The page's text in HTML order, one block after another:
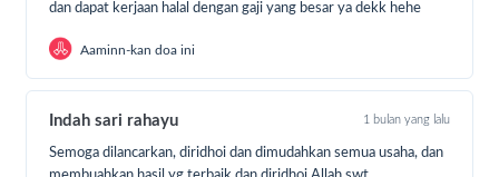
bekerja. Maka orang yang bekerja ini mengeluh
kepada Nabi shallallahu ‘alaihi wa sallam tentang
saudaranya (yang menuntut ilmu). Beliau pun
bersabda, “Bisa jadi kamu diberi rezeki (oleh Allah)
karena sebab ia (saudaramu yang menuntut ilmu
agama)”(HR. At Tirmidzi no.2345)
dan dapat kerjaan halal dengan gaji yang besar ya dekk hehe
Aaminn-kan doa ini
Indah sari rahayu 1 bulan yang lalu
Semoga dilancarkan, diridhoi dan dimudahkan semua usaha, dan